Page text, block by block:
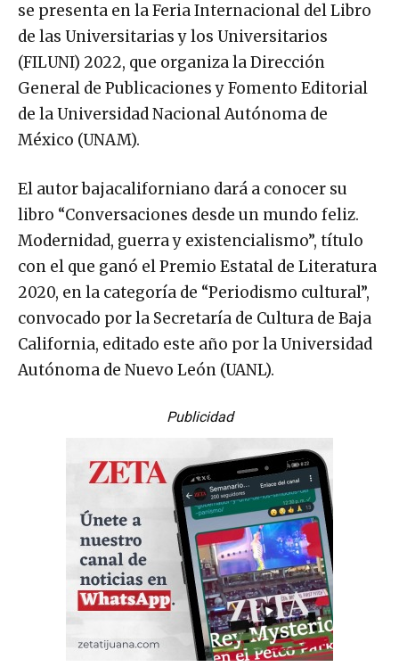
se presenta en la Feria Internacional del Libro
de las Universitarias y los Universitarios
(FILUNI) 2022, que organiza la Dirección
General de Publicaciones y Fomento Editorial
de la Universidad Nacional Autónoma de
México (UNAM).
El autor bajacaliforniano dará a conocer su
libro “Conversaciones desde un mundo feliz.
Modernidad, guerra y existencialismo”, título
con el que ganó el Premio Estatal de Literatura
2020, en la categoría de “Periodismo cultural”,
convocado por la Secretaría de Cultura de Baja
California, editado este año por la Universidad
Autónoma de Nuevo León (UANL).
Publicidad